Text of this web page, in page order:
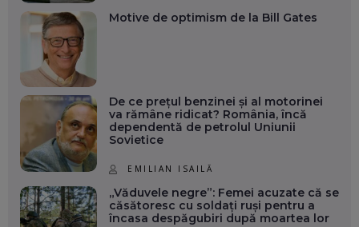
Motive de optimism de la Bill Gates
De ce prețul benzinei și al motorinei
va rămâne ridicat? România, încă
dependentă de petrolul Uniunii
Sovietice
EMILIAN ISAILĂ
„Văduvele negre”: Femei acuzate că se
căsătoresc cu soldați ruși pentru a
încasa despăgubiri după moartea lor